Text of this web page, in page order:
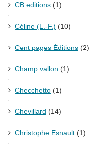
CB editions (1)
Céline (L.-F.) (10)
Cent pages Éditions (2)
Champ vallon (1)
Checchetto (1)
Chevillard (14)
Christophe Esnault (1)